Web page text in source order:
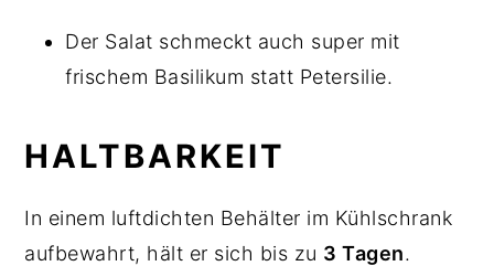
Der Salat schmeckt auch super mit
frischem Basilikum statt Petersilie.
HALTBARKEIT
In einem luftdichten Behälter im Kühlschrank
aufbewahrt, hält er sich bis zu 3 Tagen.